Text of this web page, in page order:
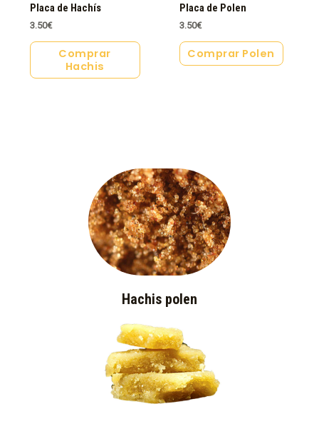
Placa de Hachís
3.50€
Comprar
Hachis
Placa de Polen
3.50€
Comprar Polen
Hachis polen